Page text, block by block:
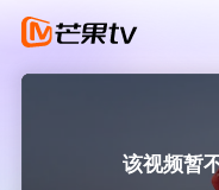
该视频暂